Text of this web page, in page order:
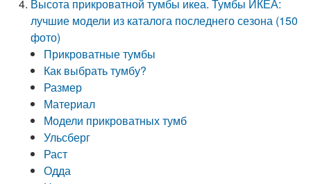
Высота прикроватной тумбы икеа. Тумбы ИКЕА:
лучшие модели из каталога последнего сезона (150
фото)
Прикроватные тумбы
Как выбрать тумбу?
Размер
Материал
Модели прикроватных тумб
Ульсберг
Раст
Одда